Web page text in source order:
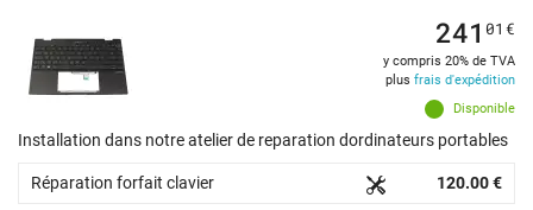
Disponible
241 01 €
y compris 20% de TVA
plus frais d'expédition
Installation dans notre atelier de reparation dordinateurs portables
Réparation forfait clavier 120.00 €